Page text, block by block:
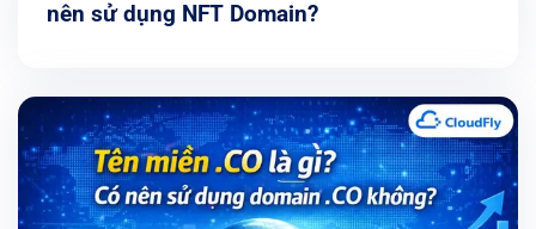
nên sử dụng NFT Domain?